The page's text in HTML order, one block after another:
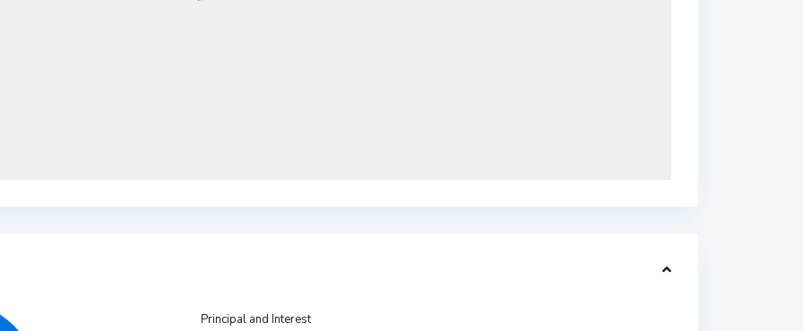
Principal and Interest